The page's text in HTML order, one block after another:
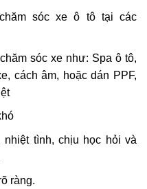
sóc xe ô tô tại các
sóc xe như: Spa ô tô,
cách âm, hoặc dán PPF,
nhiệt tình, chịu học hỏi và
ràng.